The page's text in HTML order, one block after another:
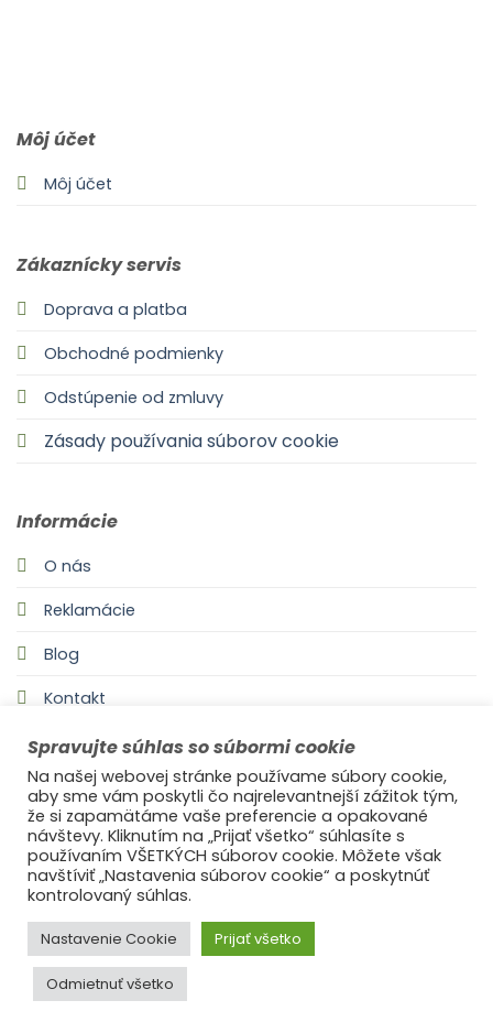
Môj účet
Môj účet
Zákaznícky servis
Doprava a platba
Obchodné podmienky
Odstúpenie od zmluvy
Zásady používania súborov cookie
Informácie
O nás
Reklamácie
Blog
Kontakt
©2021Ufonaut - Webcreation
© 2025
Spravujte súhlas so súbormi cookie
Na našej webovej stránke používame súbory cookie,
aby sme vám poskytli čo najrelevantnejší zážitok tým,
že si zapamätáme vaše preferencie a opakované
návštevy. Kliknutím na „Prijať všetko“ súhlasíte s
používaním VŠETKÝCH súborov cookie. Môžete však
navštíviť „Nastavenia súborov cookie“ a poskytnúť
kontrolovaný súhlas.
Nastavenie Cookie Prijať všetko
Odmietnuť všetko